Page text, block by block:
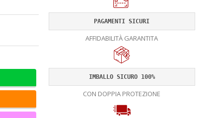
PAGAMENTI SICURI
AFFIDABILITÀ GARANTITA
IMBALLO SICURO 100%
CON DOPPIA PROTEZIONE